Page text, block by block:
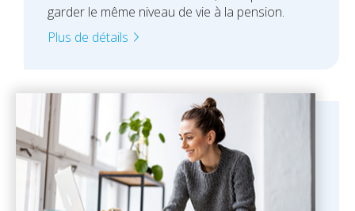
garder le même niveau de vie à la pension.
Plus de détails